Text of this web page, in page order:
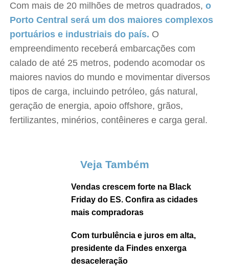
Com mais de 20 milhões de metros quadrados,o
Porto Central será um dos maiores complexos
portuários e industriais do país. O
empreendimento receberá embarcações com
calado de até 25 metros, podendo acomodar os
maiores navios do mundo e movimentar diversos
tipos de carga, incluindo petróleo, gás natural,
geração de energia, apoio offshore, grãos,
fertilizantes, minérios, contêineres e carga geral.
Veja Também
Vendas crescem forte na Black
Friday do ES. Confira as cidades
mais compradoras
Com turbulência e juros em alta,
presidente da Findes enxerga
desaceleração